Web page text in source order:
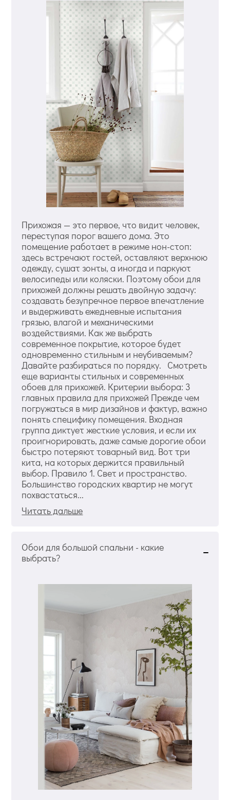
Прихожая — это первое, что видит человек,
переступая порог вашего дома. Это
помещение работает в режиме нон-стоп:
здесь встречают гостей, оставляют верхнюю
одежду, сушат зонты, а иногда и паркуют
велосипеды или коляски. Поэтому обои для
прихожей должны решать двойную задачу:
создавать безупречное первое впечатление
и выдерживать ежедневные испытания
грязью, влагой и механическими
воздействиями. Как же выбрать
современное покрытие, которое будет
одновременно стильным и неубиваемым?
Давайте разбираться по порядку. Смотреть
еще варианты стильных и современных
обоев для прихожей. Критерии выбора: 3
главных правила для прихожей Прежде чем
погружаться в мир дизайнов и фактур, важно
понять специфику помещения. Входная
группа диктует жесткие условия, и если их
проигнорировать, даже самые дорогие обои
быстро потеряют товарный вид. Вот три
кита, на которых держится правильный
выбор. Правило 1. Свет и пространство.
Большинство городских квартир не могут
похвастаться...
Читать дальше
Обои для большой спальни - какие
выбрать?